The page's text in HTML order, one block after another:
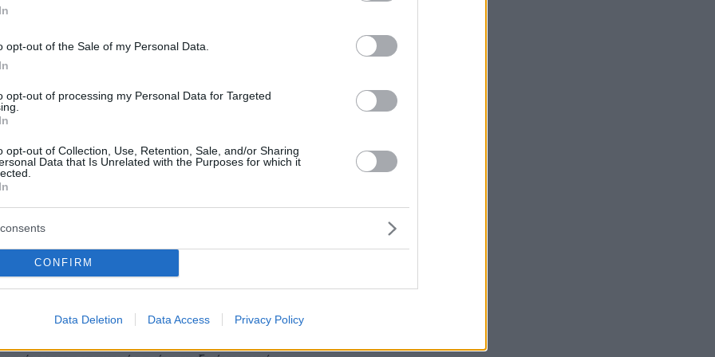
opt-out of the Sale of my Personal Data.
opt-out of processing my Personal Data for Targeted
opt-out of Collection, Use, Retention, Sale, and/or Sharing
Data that Is Unrelated with the Purposes for which it
CONFIRM
Data Deletion Data Access Privacy Policy
έδωσε εντολή για έρευνα για να
αξιόποινες πράξεις
Η στιγμή που έσπασε αγωγός
και τραυμάτισε 4 εργάτες,
τον πέταξε στον αέρα
που εκτοξεύτηκε στον αέρα μεταφέρθηκε στο
κάταγμα στο πόδι
15
νέου αγωγού της ΕΥΑΘ